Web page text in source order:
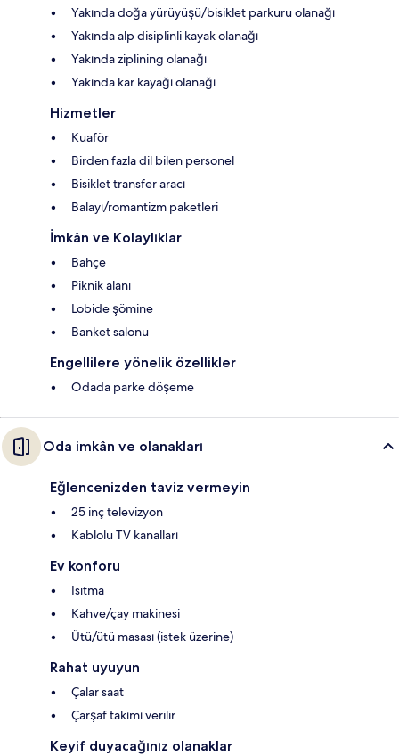
Yakında doğa yürüyüşü/bisiklet parkuru olanağı
Yakında alp disiplinli kayak olanağı
Yakında ziplining olanağı
Yakında kar kayağı olanağı
Hizmetler
Kuaför
Birden fazla dil bilen personel
Bisiklet transfer aracı
Balayı/romantizm paketleri
İmkân ve Kolaylıklar
Bahçe
Piknik alanı
Lobide şömine
Banket salonu
Engellilere yönelik özellikler
Odada parke döşeme
Oda imkân ve olanakları
Eğlencenizden taviz vermeyin
25 inç televizyon
Kablolu TV kanalları
Ev konforu
Isıtma
Kahve/çay makinesi
Ütü/ütü masası (istek üzerine)
Rahat uyuyun
Çalar saat
Çarşaf takımı verilir
Keyif duyacağınız olanaklar